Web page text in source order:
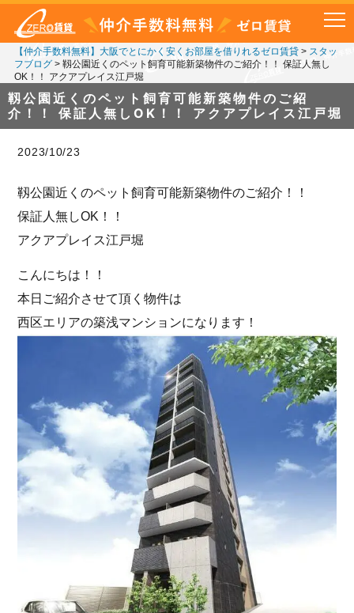
【仲介手数料無料】大阪でとにかく安くお部屋を借りれるゼロ賃貸> スタッ
フブログ> 靱公園近くのペット飼育可能新築物件のご紹介！！ 保証人無し
OK！！ アクアプレイス江戸堀
靱公園近くのペット飼育可能新築物件のご紹
介！！ 保証人無しOK！！ アクアプレイス江戸堀
2023/10/23
靱公園近くのペット飼育可能新築物件のご紹介！！
保証人無しOK！！
アクアプレイス江戸堀
こんにちは！！
本日ご紹介させて頂く物件は
西区エリアの築浅マンションになります！